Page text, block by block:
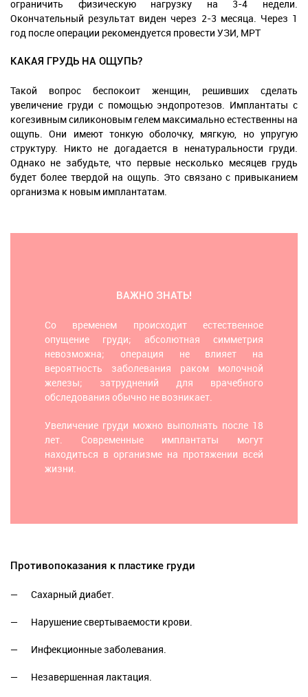
ограничить физическую нагрузку на 3-4 недели.
Окончательный результат виден через 2-3 месяца. Через 1
год после операции рекомендуется провести УЗИ, МРТ
КАКАЯ ГРУДЬ НА ОЩУПЬ?
Такой вопрос беспокоит женщин, решивших сделать
увеличение груди с помощью эндопротезов. Имплантаты с
когезивным силиконовым гелем максимально естественны на
ощупь. Они имеют тонкую оболочку, мягкую, но упругую
структуру. Никто не догадается в ненатуральности груди.
Однако не забудьте, что первые несколько месяцев грудь
будет более твердой на ощупь. Это связано с привыканием
организма к новым имплантатам.
ВАЖНО ЗНАТЬ!
Со временем происходит естественное
опущение груди; абсолютная симметрия
невозможна; операция не влияет на
вероятность заболевания раком молочной
железы; затруднений для врачебного
обследования обычно не возникает.
Увеличение груди можно выполнять после 18
лет. Современные имплантаты могут
находиться в организме на протяжении всей
жизни.
Противопоказания к пластике груди
Сахарный диабет.
Нарушение свертываемости крови.
Инфекционные заболевания.
Незавершенная лактация.